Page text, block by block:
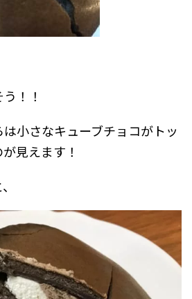
！！
小さなキューブチョコがトッ
見えます！